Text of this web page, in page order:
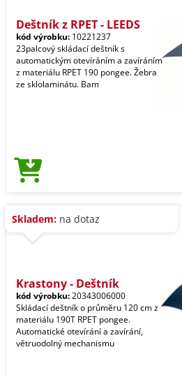
Deštník z RPET - LEEDS
kód výrobku: 10221237
23palcový skládací deštník s
automatickým otevíráním a zavíráním
z materiálu RPET 190 pongee. Žebra
ze sklolaminátu. Bam
Skladem: na dotaz
Krastony - Deštník
kód výrobku:20343006000
Skládací deštník o průměru 120 cm z
materiálu 190T RPET pongee.
Automatické otevírání a zavírání,
větruodolný mechanismu